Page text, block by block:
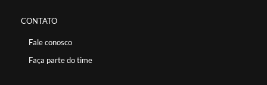
CONTATO
Fale conosco
Faça parte do time